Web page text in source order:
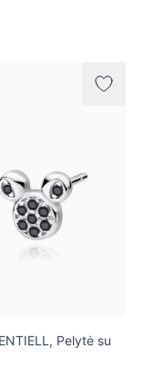
Pelytė su